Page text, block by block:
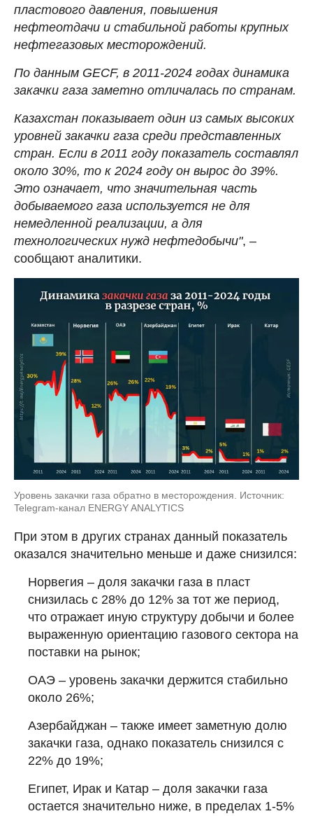
пластового давления, повышения
нефтеотдачи и стабильной работы крупных
нефтегазовых месторождений.
По данным GECF, в 2011-2024 годах динамика
закачки газа заметно отличалась по странам.
Казахстан показывает один из самых высоких
уровней закачки газа среди представленных
стран. Если в 2011 году показатель составлял
около 30%, то к 2024 году он вырос до 39%.
Это означает, что значительная часть
добываемого газа используется не для
немедленной реализации, а для
технологических нужд нефтедобычи", –
сообщают аналитики.
Уровень закачки газа обратно в месторождения. Источник:
Telegram-канал ENERGY ANALYTICS
При этом в других странах данный показатель
оказался значительно меньше и даже снизился:
Норвегия – доля закачки газа в пласт
снизилась с 28% до 12% за тот же период,
что отражает иную структуру добычи и более
выраженную ориентацию газового сектора на
поставки на рынок;
ОАЭ – уровень закачки держится стабильно
около 26%;
Азербайджан – также имеет заметную долю
закачки газа, однако показатель снизился с
22% до 19%;
Египет, Ирак и Катар – доля закачки газа
остается значительно ниже, в пределах 1-5%